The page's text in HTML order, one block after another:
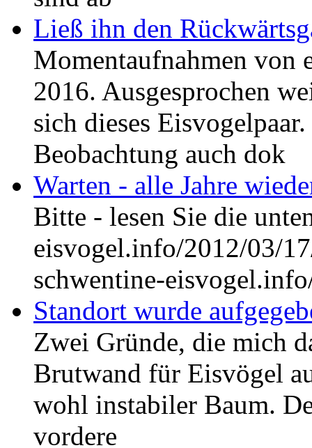
Ließ ihn den
Momentaufnahmen von
2016. Ausgesprochen
sich dieses
Beobachtung auch dok
Warten - alle Jahre
Bitte - lesen Sie die
eisvogel.info/2012/03/
schwentine-
Standort wurde
Zwei Gründe, die mich
Brutwand für Eisvögel
wohl instabiler Baum.
vordere